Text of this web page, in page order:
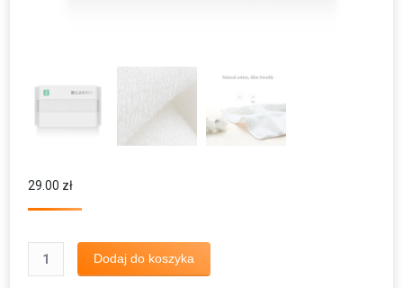
29.00 zł
ilość
Ręcznik
Dodaj do koszyka